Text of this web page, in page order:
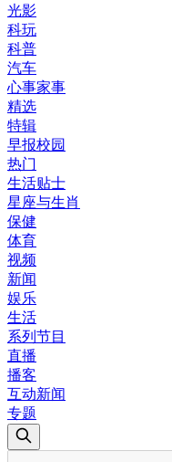
光影
科玩
科普
汽车
心事家事
精选
特辑
早报校园
热门
生活贴士
星座与生肖
保健
体育
视频
新闻
娱乐
生活
系列节目
直播
播客
互动新闻
专题